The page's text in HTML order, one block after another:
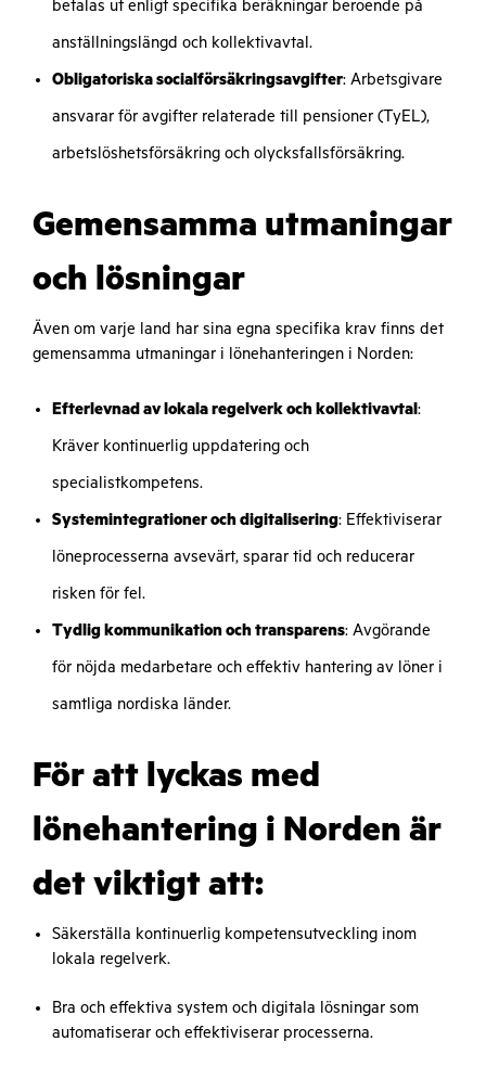
betalas ut enligt specifika beräkningar beroende på
anställningslängd och kollektivavtal.
Obligatoriska socialförsäkringsavgifter: Arbetsgivare
ansvarar för avgifter relaterade till pensioner (TyEL),
arbetslöshetsförsäkring och olycksfallsförsäkring.
Gemensamma utmaningar
och lösningar
Även om varje land har sina egna specifika krav finns det
gemensamma utmaningar i lönehanteringen i Norden:
Efterlevnad av lokala regelverk och kollektivavtal :
Kräver kontinuerlig uppdatering och
specialistkompetens.
Systemintegrationer och digitalisering: Effektiviserar
löneprocesserna avsevärt, sparar tid och reducerar
risken för fel.
Tydlig kommunikation och transparens: Avgörande
för nöjda medarbetare och effektiv hantering av löner i
samtliga nordiska länder.
För att lyckas med
lönehantering i Norden är
det viktigt att:
Säkerställa kontinuerlig kompetensutveckling inom
lokala regelverk.
Bra och effektiva system och digitala lösningar som
automatiserar och effektiviserar processerna.